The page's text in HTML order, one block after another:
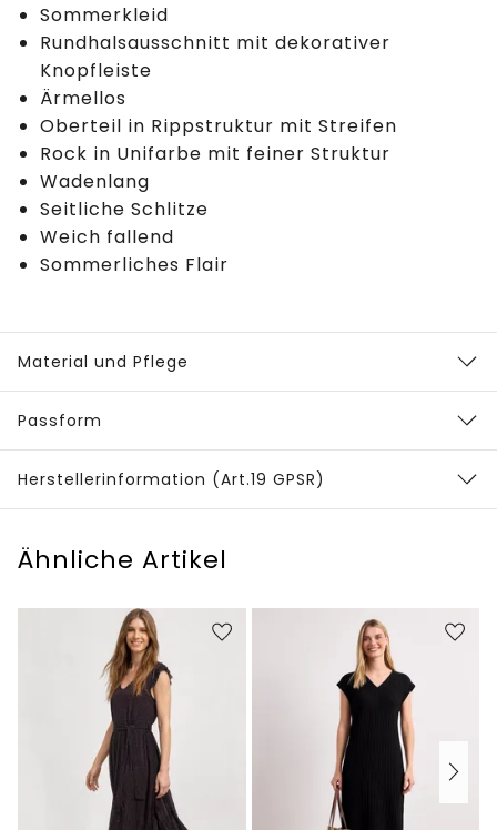
Sommerkleid
Rundhalsausschnitt mit dekorativer
Knopfleiste
Ärmellos
Oberteil in Rippstruktur mit Streifen
Rock in Unifarbe mit feiner Struktur
Wadenlang
Seitliche Schlitze
Weich fallend
Sommerliches Flair
Material und Pflege
Passform
Herstellerinformation (Art.19 GPSR)
Ähnliche Artikel